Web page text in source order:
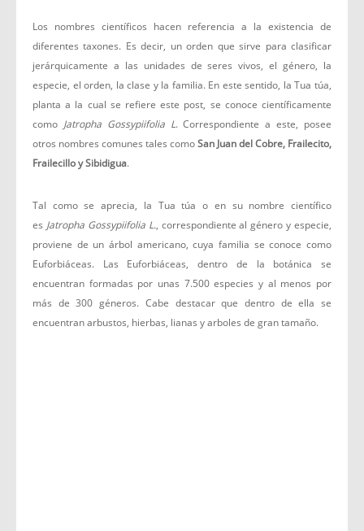
Los nombres científicos hacen referencia a la existencia de
diferentes taxones. Es decir, un orden que sirve para clasificar
jerárquicamente a las unidades de seres vivos, el género, la
especie, el orden, la clase y la familia. En este sentido, la Tua túa,
planta a la cual se refiere este post, se conoce científicamente
como Jatropha Gossypiifolia L. Correspondiente a este, posee
otros nombres comunes tales comoSan Juan del Cobre, Frailecito,
Frailecillo y Sibidigua.
Tal como se aprecia, la Tua túa o en su nombre científico
es Jatropha Gossypiifolia L., correspondiente al género y especie,
proviene de un árbol americano, cuya familia se conoce como
Euforbiáceas. Las Euforbiáceas, dentro de la botánica se
encuentran formadas por unas 7.500 especies y al menos por
más de 300 géneros. Cabe destacar que dentro de ella se
encuentran arbustos, hierbas, lianas y arboles de gran tamaño.